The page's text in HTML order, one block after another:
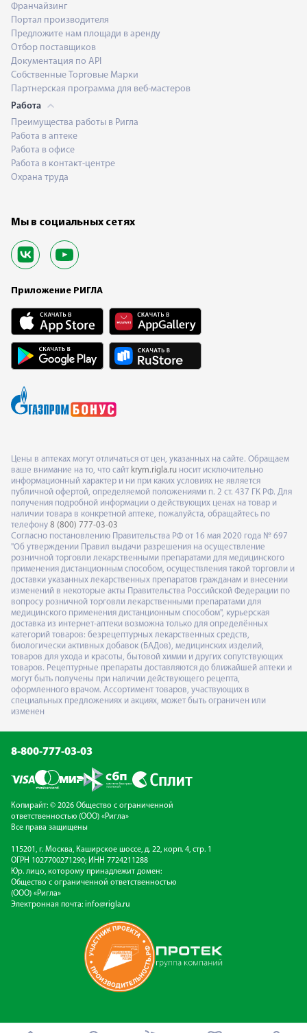
Франчайзинг
Портал производителя
Предложите нам площади в аренду
Отбор поставщиков
Документация по API
Собственные Торговые Марки
Партнерская программа для веб-мастеров
Работа
Преимущества работы в Ригла
Работа в аптеке
Работа в офисе
Работа в контакт-центре
Охрана труда
Мы в социальных сетях
Приложение РИГЛА
Цены в аптеках могут отличаться от цен, указанных на сайте. Обращаем
ваше внимание на то, что сайт krym.rigla.ru носит исключительно
информационный характер и ни при каких условиях не является
публичной офертой, определяемой положениями п. 2 ст. 437 ГК РФ. Для
получения подробной информации о действующих ценах на товар и
наличии товара в конкретной аптеке, пожалуйста, обращайтесь по
телефону 8 (800) 777-03-03
Согласно постановлению Правительства РФ от 16 мая 2020 года № 697
"Об утверждении Правил выдачи разрешения на осуществление
розничной торговли лекарственными препаратами для медицинского
применения дистанционным способом, осуществления такой торговли и
доставки указанных лекарственных препаратов гражданам и внесении
изменений в некоторые акты Правительства Российской Федерации по
вопросу розничной торговли лекарственными препаратами для
медицинского применения дистанционным способом", курьерская
доставка из интернет-аптеки возможна только для определённых
категорий товаров: безрецептурных лекарственных средств,
биологически активных добавок (БАДов), медицинских изделий,
товаров для ухода и красоты, бытовой химии и других сопутствующих
товаров. Рецептурные препараты доставляются до ближайшей аптеки и
могут быть получены при наличии действующего рецепта,
оформленного врачом. Ассортимент товаров, участвующих в
специальных предложениях и акциях, может быть ограничен или
изменен
8-800-777-03-03
Копирайт: © 2026 Общество с ограниченной
ответственностью (ООО) «Ригла»
Все права защищены
115201, г. Москва, Каширское шоссе, д. 22, корп. 4, стр. 1
ОГРН 1027700271290; ИНН 7724211288
Юр. лицо, которому принадлежит домен:
Общество с ограниченной ответственностью
(ООО) «Ригла»
Электронная почта: info@rigla.ru